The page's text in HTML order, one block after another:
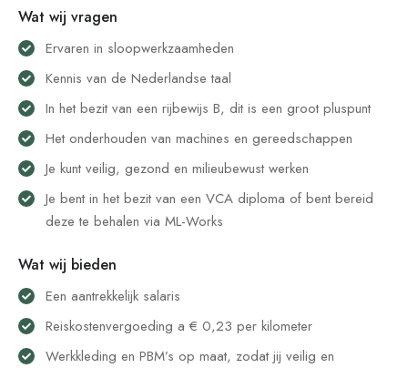
Wat wij vragen
Ervaren in sloopwerkzaamheden
Kennis van de Nederlandse taal
In het bezit van een rijbewijs B, dit is een groot pluspunt
Het onderhouden van machines en gereedschappen
Je kunt veilig, gezond en milieubewust werken
Je bent in het bezit van een VCA diploma of bent bereid
deze te behalen via ML-Works
Wat wij bieden
Een aantrekkelijk salaris
Reiskostenvergoeding a € 0,23 per kilometer
Werkkleding en PBM’s op maat, zodat jij veilig en